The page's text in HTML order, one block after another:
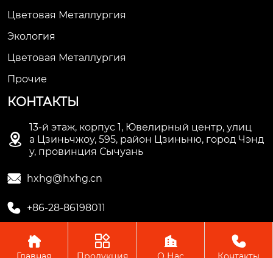
Цветовая Металлургия
Экология
Цветовая Металлургия
Прочие
КОНТАКТЫ

13-й этаж, корпус 1, Ювелирный центр, улиц
а Цзиньчжоу, 595, район Цзиньню, город Чэнд
у, провинция Сычуань
 hxhg@hxhg.cn
 +86-28-86198011
   